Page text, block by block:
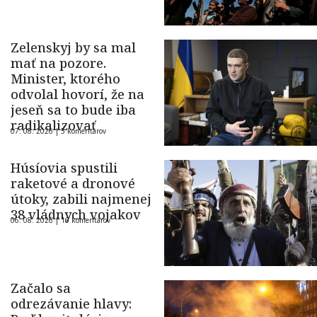
Zelenskyj by sa mal
mať na pozore.
Minister, ktorého
odvolal hovorí, že na
jeseň sa to bude iba
radikalizovať
07. 08. 2026 |5 komentárov
Húsíovia spustili
raketové a dronové
útoky, zabili najmenej
38 vládnych vojakov
06. 08. 2026 |16 komentárov
Začalo sa
odrezávanie hlavy: